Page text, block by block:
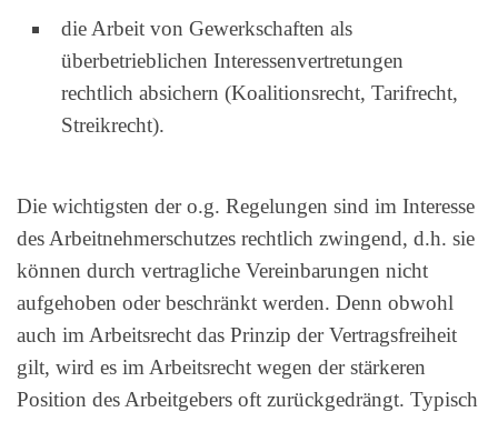
die Arbeit von Gewerkschaften als
überbetrieblichen Interessenvertretungen
rechtlich absichern (Koalitionsrecht, Tarifrecht,
Streikrecht).
Die wichtigsten der o.g. Regelungen sind im Interesse
des Arbeitnehmerschutzes rechtlich zwingend, d.h. sie
können durch vertragliche Vereinbarungen nicht
aufgehoben oder beschränkt werden. Denn obwohl
auch im Arbeitsrecht das Prinzip der Vertragsfreiheit
gilt, wird es im Arbeitsrecht wegen der stärkeren
Position des Arbeitgebers oft zurückgedrängt. Typisch